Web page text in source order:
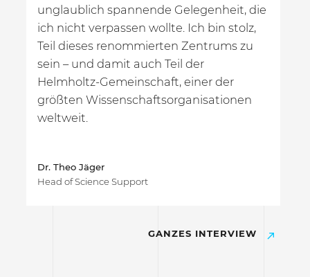
unglaublich spannende Gelegenheit, die
ich nicht verpassen wollte. Ich bin stolz,
Teil dieses renommierten Zentrums zu
sein – und damit auch Teil der
Helmholtz-Gemeinschaft, einer der
größten Wissenschaftsorganisationen
weltweit.
Dr. Theo Jäger
Head of Science Support
GANZES INTERVIEW